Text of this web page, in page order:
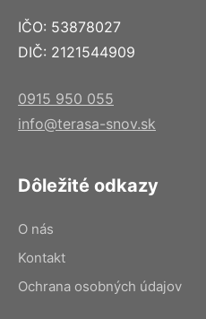
IČO: 53878027
DIČ: 2121544909
0915 950 055
info@terasa-snov.sk
Dôležité odkazy
O nás
Kontakt
Ochrana osobných údajov